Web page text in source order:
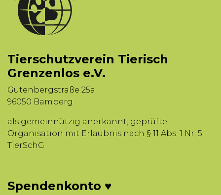
Tierschutzverein Tierisch
Grenzenlos e.V.
Gutenbergstraße 25a
96050 Bamberg
als gemeinnützig anerkannt; geprüfte
Organisation mit Erlaubnis nach § 11 Abs. 1 Nr. 5
TierSchG
Spendenkonto ♥